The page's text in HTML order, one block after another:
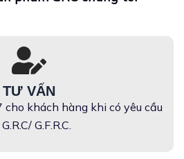
TƯ VẤN
khách hàng khi có yêu cầu
G.F.R.C.